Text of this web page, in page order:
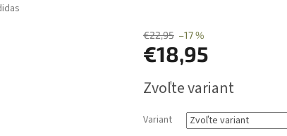
€22,95 –17 %
€18,95
cena:
Zvoľte variant
Variant